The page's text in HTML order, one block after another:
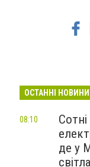
ОСТАННІ НОВИНИ
де у
08:10